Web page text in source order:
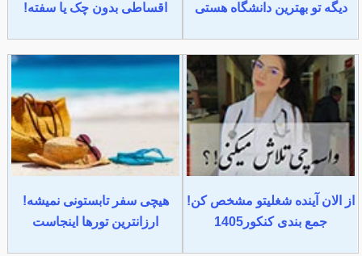
دیگه تو بهترین دانشگاه هستی
اقساطی بدون چک یا سفته!
از الان آینده شغلیتو مشخص کن!
جمع بندی کنکور1405
هیچی سفر تابستونی نمیشه!
ارزانترین تورها اینجاست